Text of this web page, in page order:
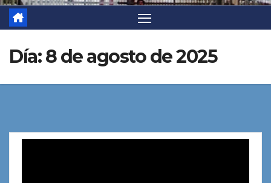
Día:8 de agosto de 2025